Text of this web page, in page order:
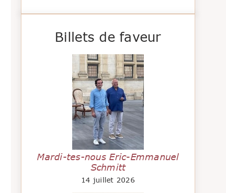
Billets de faveur
Mardi-tes-nous Eric-Emmanuel
Schmitt
14 juillet 2026